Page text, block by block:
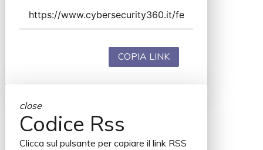
COPIA LINK
close
Codice Rss
Clicca sul pulsante per copiare il link RSS